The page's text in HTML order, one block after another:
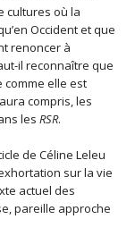
cultures où la
Occident et que
renoncer à
il reconnaître que
comme elle est
compris, les
les RSR.
de Céline Leleu
exhortation sur la vie
actuel des
pareille approche